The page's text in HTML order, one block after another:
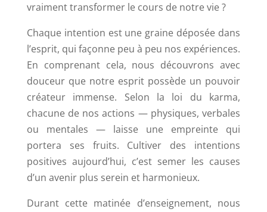
vraiment transformer le cours de notre vie ?
Chaque intention est une graine déposée dans
l’esprit, qui façonne peu à peu nos expériences.
En comprenant cela, nous découvrons avec
douceur que notre esprit possède un pouvoir
créateur immense. Selon la loi du karma,
chacune de nos actions — physiques, verbales
ou mentales — laisse une empreinte qui
portera ses fruits. Cultiver des intentions
positives aujourd’hui, c’est semer les causes
d’un avenir plus serein et harmonieux.
Durant cette matinée d’enseignement, nous